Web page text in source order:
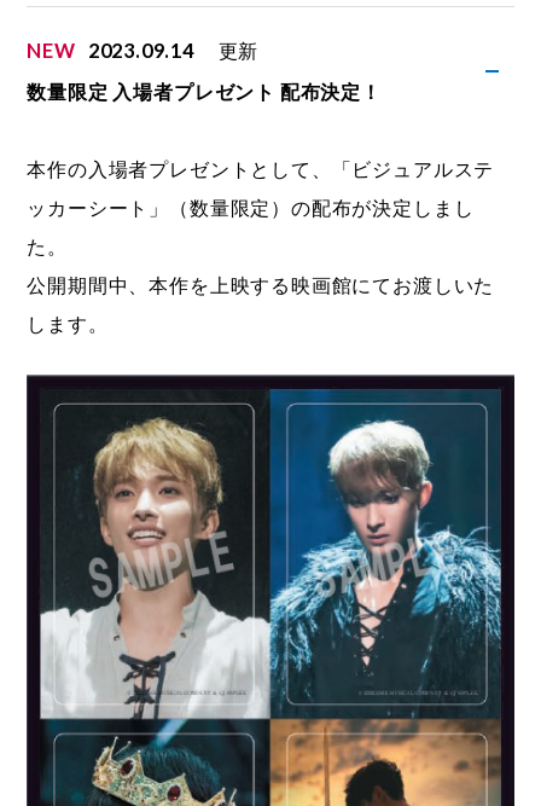
NEW 2023.09.14
更新
数量限定 入場者プレゼント 配布決定！
本作の入場者プレゼントとして、「ビジュアルステ
ッカーシート」（数量限定）の配布が決定しまし
た。
公開期間中、本作を上映する映画館にてお渡しいた
します。